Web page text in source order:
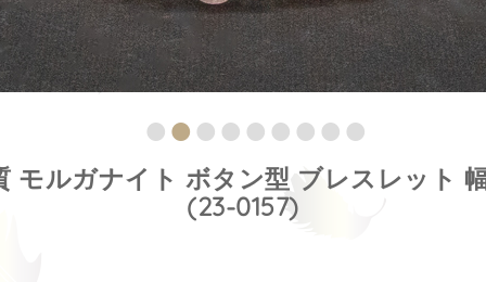
モルガナイト ボタン型 ブレスレット
(23-0157)